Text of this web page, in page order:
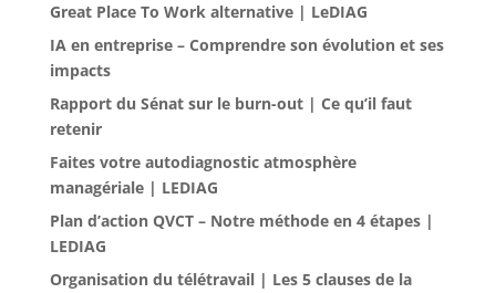
Great Place To Work alternative | LeDIAG
IA en entreprise – Comprendre son évolution et ses
impacts
Rapport du Sénat sur le burn-out | Ce qu’il faut
retenir
Faites votre autodiagnostic atmosphère
managériale | LEDIAG
Plan d’action QVCT – Notre méthode en 4 étapes |
LEDIAG
Organisation du télétravail | Les 5 clauses de la